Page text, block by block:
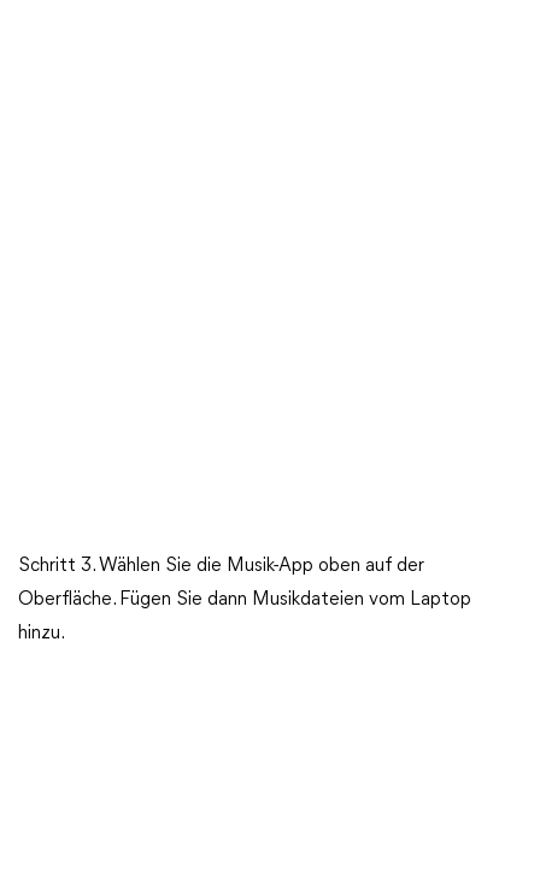
Schritt 3. Wählen Sie die Musik-App oben auf der
Oberfläche. Fügen Sie dann Musikdateien vom Laptop
hinzu.